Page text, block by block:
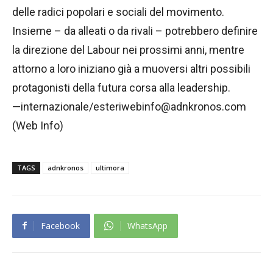
delle radici popolari e sociali del movimento.
Insieme – da alleati o da rivali – potrebbero definire
la direzione del Labour nei prossimi anni, mentre
attorno a loro iniziano già a muoversi altri possibili
protagonisti della futura corsa alla leadership.
—internazionale/esteriwebinfo@adnkronos.com
(Web Info)
TAGS adnkronos ultimora
Facebook WhatsApp